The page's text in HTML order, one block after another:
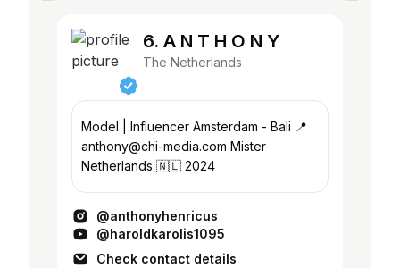
6. A N T H O N Y
The Netherlands
Model | Influencer Amsterdam - Bali 📍
anthony@chi-media.com Mister
Netherlands 🇳🇱 2024
@anthonyhenricus
@haroldkarolis1095
Check contact details